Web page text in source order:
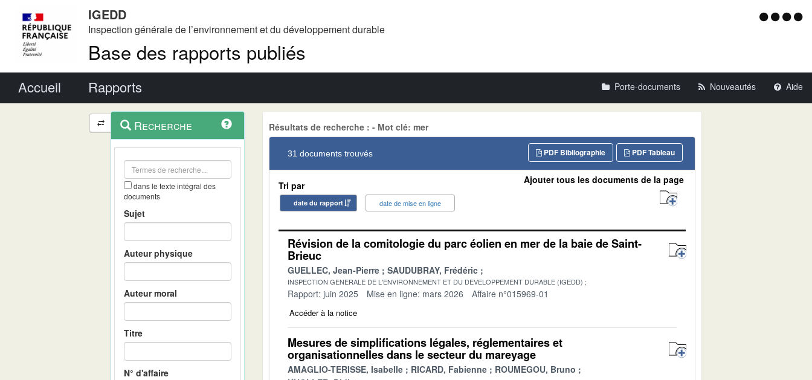
IGEDD
Inspection générale de l’environnement et du développement durable
Base des rapports publiés
Menu
Accueil Rapports Porte-documents Nouveautés Aide
Navigation
et
outils
contextuel
Recherche
dans le texte intégral des
documents
Sujet
Auteur physique
Auteur moral
Titre
N° d'affaire
Résultats de recherche : - Mot clé: mer
31 documents trouvés PDF Tableau
PDF Bibliographie
Tri par
date du rapport date de mise en ligne
Ajouter tous les documents de la page
Révision de la comitologie du parc éolien en mer de la baie de Saint-
Brieuc
GUELLEC, Jean-Pierre SAUDUBRAY, Frédéric
INSPECTION GENERALE DE L'ENVIRONNEMENT ET DU DEVELOPPEMENT DURABLE (IGEDD)
Rapport: juin 2025 Mise en ligne: mars 2026 Affaire n°015969-01
Accéder à la notice
Mesures de simplifications légales, réglementaires et
organisationnelles dans le secteur du mareyage
AMAGLIO-TERISSE, Isabelle RICARD, Fabienne
ROUMEGOU, Bruno